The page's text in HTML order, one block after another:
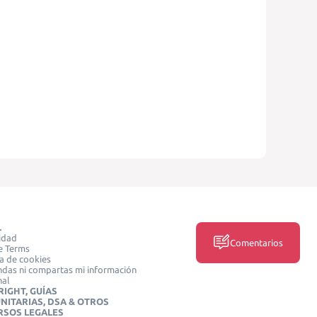
Terms
de cookies
ni compartas mi información
GUÍAS
DSA & OTROS
LEGALES
Comentarios